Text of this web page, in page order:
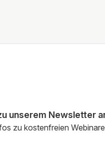
unserem Newsletter
zu kostenfreien